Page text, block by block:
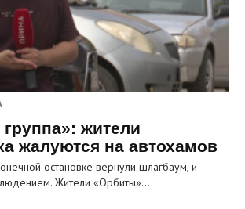
жители
жалуются на автохамов
остановке вернули шлагбаум, и
Жители «Орбиты»…